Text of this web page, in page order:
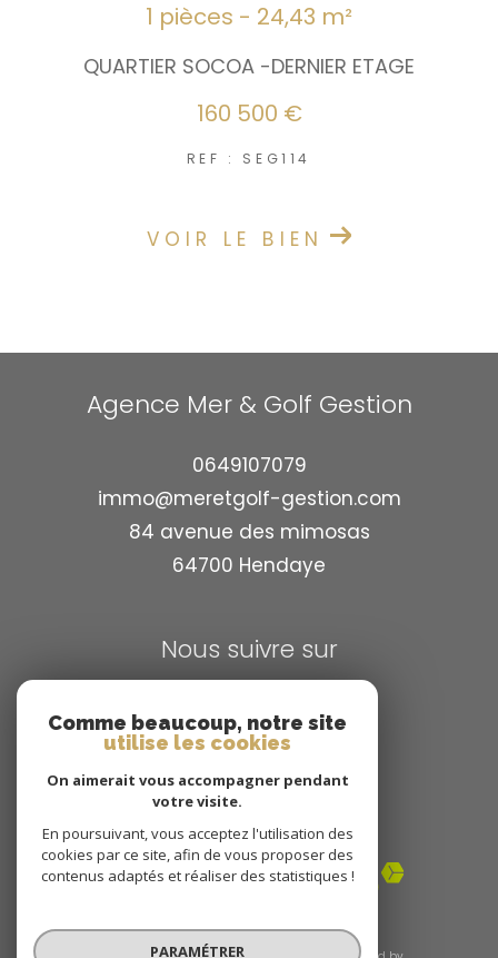
1 pièces - 24,43 m²
QUARTIER SOCOA -DERNIER ETAGE
160 500 €
REF : SEG114
VOIR LE BIEN
Agence Mer & Golf Gestion
0649107079
immo@meretgolf-gestion.com
84 avenue des mimosas
64700
hendaye
Nous suivre sur
Adhérents
Comme beaucoup, notre site
utilise les cookies
On aimerait vous accompagner pendant
votre visite.
En poursuivant, vous acceptez l'utilisation des
cookies par ce site, afin de vous proposer des
contenus adaptés et réaliser des statistiques !
PARAMÉTRER